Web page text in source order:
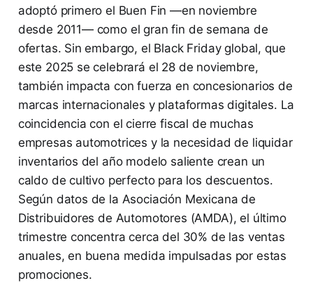
adoptó primero el Buen Fin —en noviembre
desde 2011— como el gran fin de semana de
ofertas. Sin embargo, el Black Friday global, que
este 2025 se celebrará el 28 de noviembre,
también impacta con fuerza en concesionarios de
marcas internacionales y plataformas digitales. La
coincidencia con el cierre fiscal de muchas
empresas automotrices y la necesidad de liquidar
inventarios del año modelo saliente crean un
caldo de cultivo perfecto para los descuentos.
Según datos de la Asociación Mexicana de
Distribuidores de Automotores (AMDA), el último
trimestre concentra cerca del 30% de las ventas
anuales, en buena medida impulsadas por estas
promociones.